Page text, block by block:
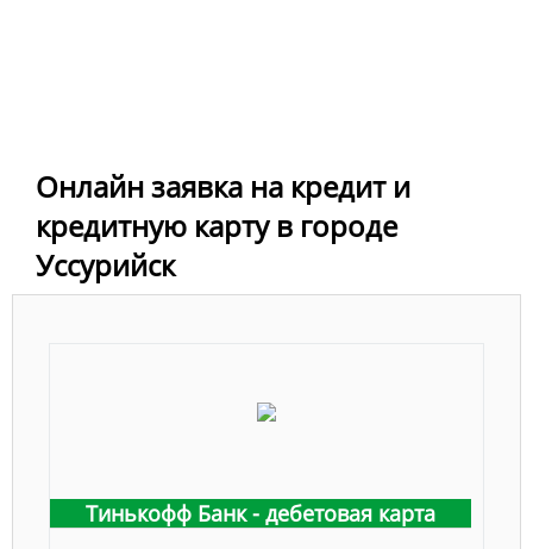
Онлайн заявка на кредит и
кредитную карту в городе
Уссурийск
Тинькофф Банк - дебетовая карта